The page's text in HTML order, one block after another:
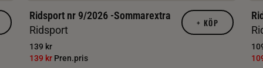
Ridsport nr 9/2026 -Sommarextra
Ridsport
139 kr
139 kr Pren.pris
+ KÖP